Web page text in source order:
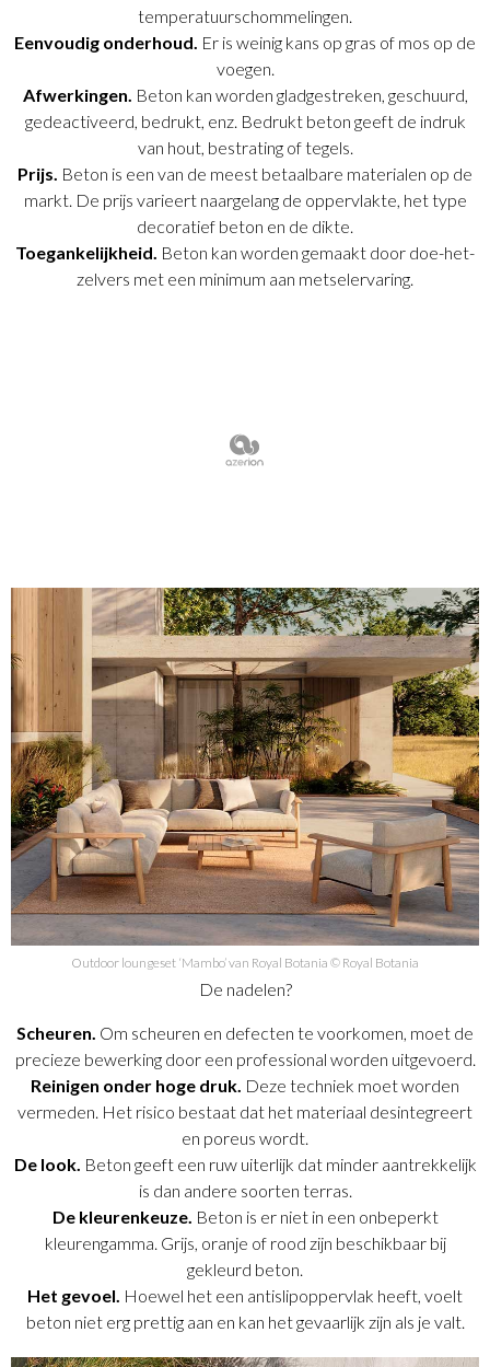
temperatuurschommelingen.
Eenvoudig onderhoud. Er is weinig kans op gras of mos op de
voegen.
Afwerkingen. Beton kan worden gladgestreken, geschuurd,
gedeactiveerd, bedrukt, enz. Bedrukt beton geeft de indruk
van hout, bestrating of tegels.
Prijs. Beton is een van de meest betaalbare materialen op de
markt. De prijs varieert naargelang de oppervlakte, het type
decoratief beton en de dikte.
Toegankelijkheid. Beton kan worden gemaakt door doe-het-
zelvers met een minimum aan metselervaring.
Outdoor loungeset ‘Mambo’ van Royal Botania © Royal Botania
De nadelen?
Scheuren. Om scheuren en defecten te voorkomen, moet de
precieze bewerking door een professional worden uitgevoerd.
Reinigen onder hoge druk. Deze techniek moet worden
vermeden. Het risico bestaat dat het materiaal desintegreert
en poreus wordt.
De look. Beton geeft een ruw uiterlijk dat minder aantrekkelijk
is dan andere soorten terras.
De kleurenkeuze. Beton is er niet in een onbeperkt
kleurengamma. Grijs, oranje of rood zijn beschikbaar bij
gekleurd beton.
Het gevoel. Hoewel het een antislipoppervlak heeft, voelt
beton niet erg prettig aan en kan het gevaarlijk zijn als je valt.